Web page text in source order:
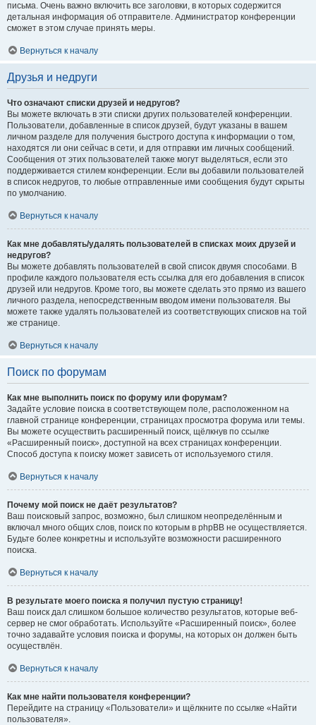
письма. Очень важно включить все заголовки, в которых содержится
детальная информация об отправителе. Администратор конференции
сможет в этом случае принять меры.
Вернуться к началу
Друзья и недруги
Что означают списки друзей и недругов?
Вы можете включать в эти списки других пользователей конференции.
Пользователи, добавленные в список друзей, будут указаны в вашем
личном разделе для получения быстрого доступа к информации о том,
находятся ли они сейчас в сети, и для отправки им личных сообщений.
Сообщения от этих пользователей также могут выделяться, если это
поддерживается стилем конференции. Если вы добавили пользователей
в список недругов, то любые отправленные ими сообщения будут скрыты
по умолчанию.
Вернуться к началу
Как мне добавлять/удалять пользователей в списках моих друзей и
недругов?
Вы можете добавлять пользователей в свой список двумя способами. В
профиле каждого пользователя есть ссылка для его добавления в список
друзей или недругов. Кроме того, вы можете сделать это прямо из вашего
личного раздела, непосредственным вводом имени пользователя. Вы
можете также удалять пользователей из соответствующих списков на той
же странице.
Вернуться к началу
Поиск по форумам
Как мне выполнить поиск по форуму или форумам?
Задайте условие поиска в соответствующем поле, расположенном на
главной странице конференции, страницах просмотра форума или темы.
Вы можете осуществить расширенный поиск, щёлкнув по ссылке
«Расширенный поиск», доступной на всех страницах конференции.
Способ доступа к поиску может зависеть от используемого стиля.
Вернуться к началу
Почему мой поиск не даёт результатов?
Ваш поисковый запрос, возможно, был слишком неопределённым и
включал много общих слов, поиск по которым в phpBB не осуществляется.
Будьте более конкретны и используйте возможности расширенного
поиска.
Вернуться к началу
В результате моего поиска я получил пустую страницу!
Ваш поиск дал слишком большое количество результатов, которые веб-
сервер не смог обработать. Используйте «Расширенный поиск», более
точно задавайте условия поиска и форумы, на которых он должен быть
осуществлён.
Вернуться к началу
Как мне найти пользователя конференции?
Перейдите на страницу «Пользователи» и щёлкните по ссылке «Найти
пользователя».